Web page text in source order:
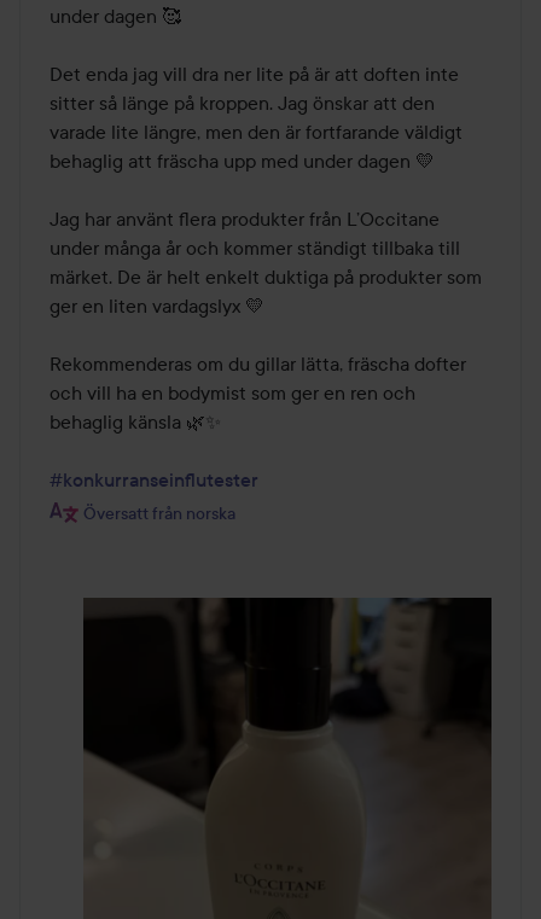
under dagen 🥰
Det enda jag vill dra ner lite på är att doften inte
sitter så länge på kroppen. Jag önskar att den
varade lite längre, men den är fortfarande väldigt
behaglig att fräscha upp med under dagen 💛
Jag har använt flera produkter från L’Occitane
under många år och kommer ständigt tillbaka till
märket. De är helt enkelt duktiga på produkter som
ger en liten vardagslyx 💛
Rekommenderas om du gillar lätta, fräscha dofter
och vill ha en bodymist som ger en ren och
behaglig känsla 🌿✨
#konkurranseinflutester
Översatt från norska